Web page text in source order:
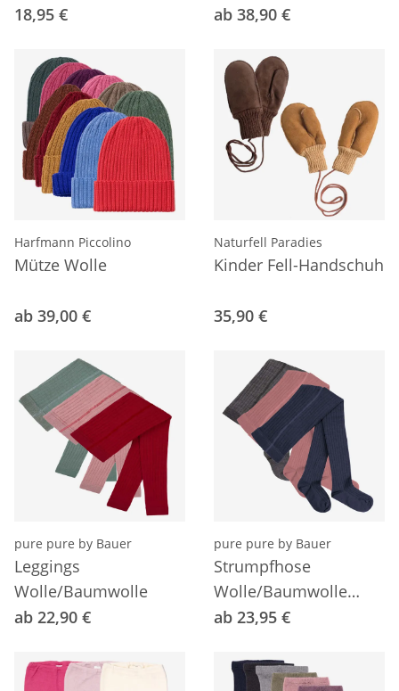
18,95 €
ab 38,90 €
Harfmann Piccolino
Mütze Wolle
ab 39,00 €
Naturfell Paradies
Kinder Fell-Handschuh
35,90 €
pure pure by Bauer
Leggings
Wolle/Baumwolle
ab 22,90 €
pure pure by Bauer
Strumpfhose
Wolle/Baumwolle
gerippt
ab 23,95 €